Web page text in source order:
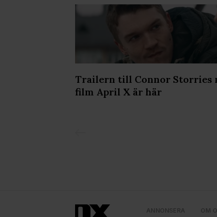
Trailern till Connor Storries
film April X är här
ANNONSERA OM